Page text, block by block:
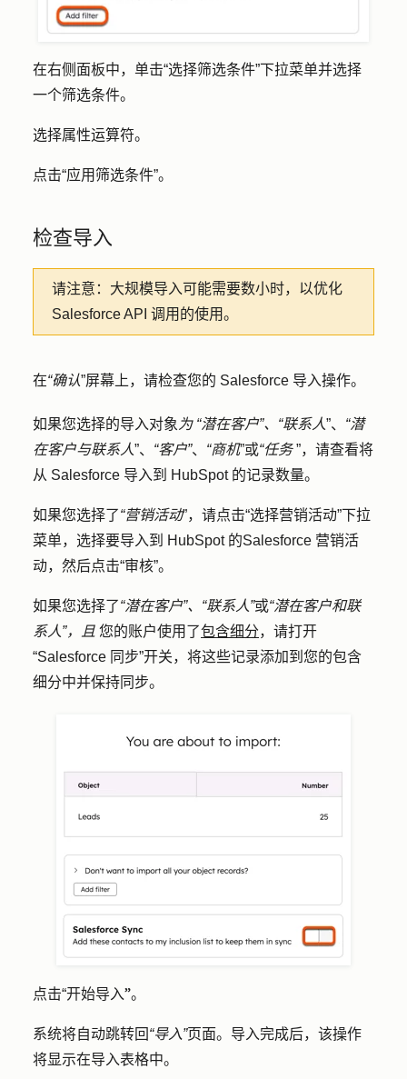
在右侧面板中，单击“选择筛选条件”下拉菜单并选择
一个筛选条件。
选择属性运算符。
点击“应用筛选条件”。
检查导入
请注意： 大规模导入可能需要数小时，以优化
Salesforce API 调用的使用。
在“确认”屏幕上，请检查您的 Salesforce 导入操作。
如果您选择的导入对象 为 “潜在客户”、“联系人”、 “潜
在客户与联系人”、 “客户”、 “商机”或“任务”，请查看将
从 Salesforce 导入到 HubSpot 的记录数量。
如果您选择了“营销活动”，请点击“选择营销活动”下拉
菜单，选择要导入到 HubSpot 的Salesforce 营销活
动，然后点击“审核”。
如果您选择了“潜在客户”、“联系人”或“潜在客户和联
系人”，且 您的账户使用了包含细分，请打开
“Salesforce 同步”开关，将这些记录添加到您的包含
细分中并保持同步。
点击“开始导入”。
系统将自动跳转回 “导入”页面。导入完成后，该操作
将显示在导入表格中。